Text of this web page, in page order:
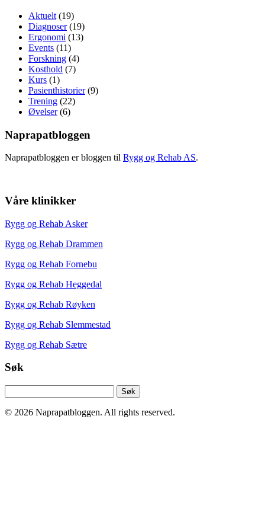
Aktuelt (19)
Diagnoser(19)
Ergonomi (13)
Events (11)
Forskning (4)
Kosthold (7)
Kurs (1)
Pasienthistorier(9)
Trening (22)
Øvelser(6)
Naprapatbloggen
Naprapatbloggen er bloggen til Rygg og Rehab AS.
Våre klinikker
Rygg og Rehab Asker
Rygg og Rehab Drammen
Rygg og Rehab Fornebu
Rygg og Rehab Heggedal
Rygg og Rehab Røyken
Rygg og Rehab Slemmestad
Rygg og Rehab Sætre
Søk
etter:
© 2026 Naprapatbloggen. All rights reserved.